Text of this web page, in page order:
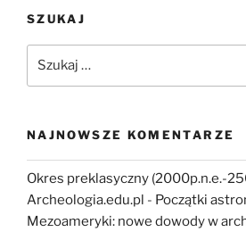
Lechia.
jest
archeologia?”
SZUKAJ
NAJNOWSZE KOMENTARZE
Okres preklasyczny (2000p.n.e.-
Archeologia.edu.pl - Początki
Mezoameryki: nowe dowody w